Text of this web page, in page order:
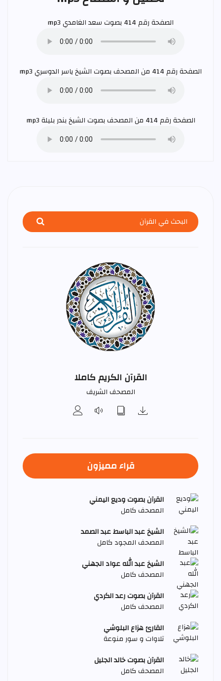
الصفحة رقم 414 بصوت سعد الغامدي
الصفحة رقم 414 من المصحف بصوت الشيخ ياسر الدوسري
الصفحة رقم 414 من المصحف بصوت الشيخ بندر بليلةmp3
القرآن الكريم كاملا
المصحف الشريف
قراء مميزون
القرآن بصوت وديع اليمني
المصحف كامل
الشيخ عبد الباسط عبد الصمد
المصحف المجود كامل
الشيخ عبد الله عواد الجهني
المصحف كامل
القرآن بصوت رعد الكردي
المصحف كامل
القارئ هزاع البلوشي
تلاوات و سور منوعة
القرآن بصوت خالد الجليل
المصحف كامل